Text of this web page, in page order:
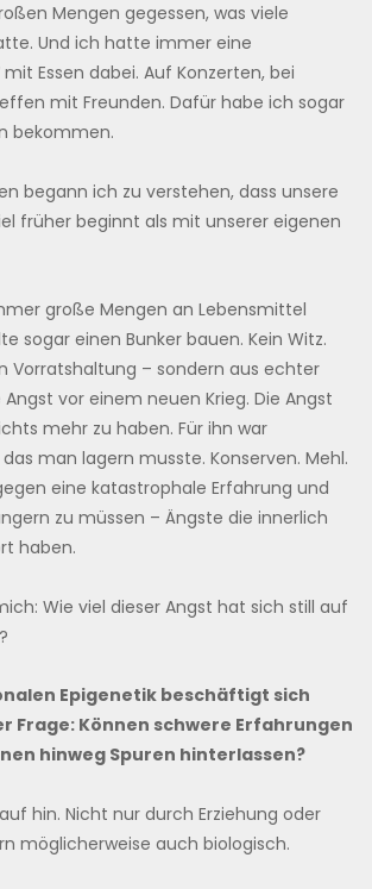
Mengen gegessen, was viele
Und ich hatte immer eine
mit Essen dabei. Auf Konzerten, bei
mit Freunden. Dafür habe ich sogar
bekommen.
begann ich zu verstehen, dass unsere
früher beginnt als mit unserer eigenen
große Mengen an Lebensmittel
sogar einen Bunker bauen. Kein Witz.
Vorratshaltung – sondern aus echter
Angst vor einem neuen Krieg. Die Angst
mehr zu haben. Für ihn war
man lagern musste. Konserven. Mehl.
eine katastrophale Erfahrung und
zu müssen – Ängste die innerlich
haben.
Wie viel dieser Angst hat sich still auf
Epigenetik beschäftigt sich
Frage: Können schwere Erfahrungen
hinweg Spuren hinterlassen?
hin. Nicht nur durch Erziehung oder
möglicherweise auch biologisch.